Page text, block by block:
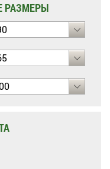
РАЗМЕРЫ